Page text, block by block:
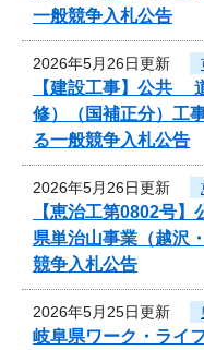
一般競争入札公告
2026年5月26日更新
【建設工事】公共
修）（国補正分）工
る一般競争入札公告
2026年5月26日更新
【恵治工第0802号
県単治山事業（越沢
競争入札公告
2026年5月25日更新
岐阜県ワーク・ライ